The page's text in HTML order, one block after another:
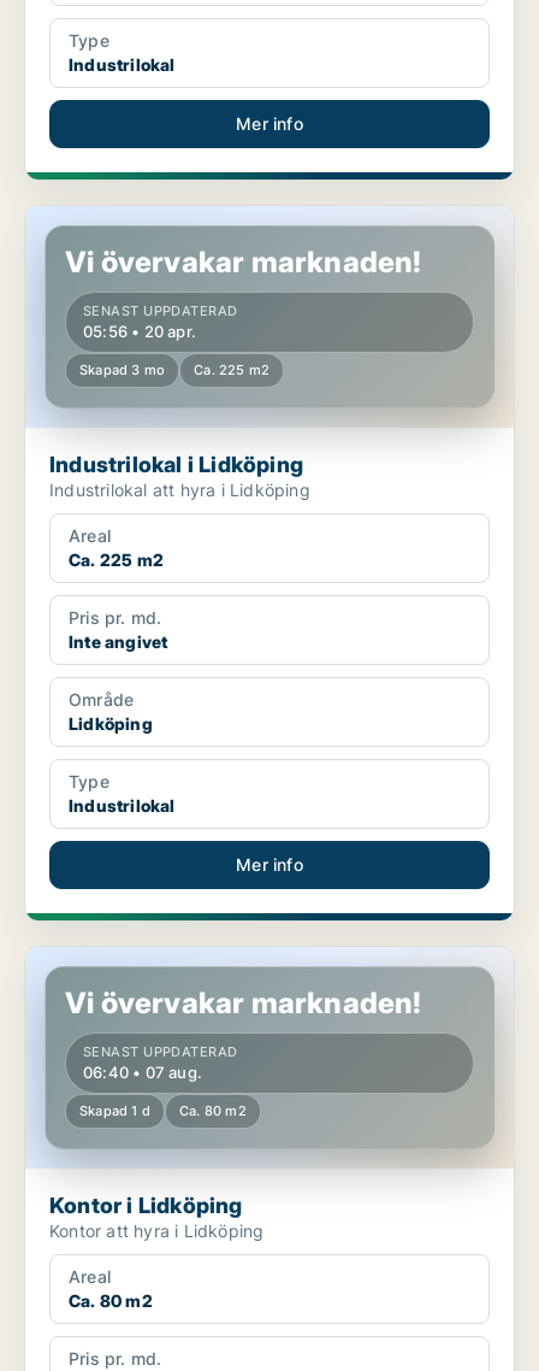
Type
Industrilokal
Mer info
Industrilokal i Lidköping
Vi övervakar marknaden!
SENAST UPPDATERAD
05:56 • 20 apr.
Skapad 3 mo Ca. 225 m2
Industrilokal i Lidköping
Industrilokal att hyra i Lidköping
Areal
Ca. 225 m2
Pris pr. md.
Inte angivet
Område
Lidköping
Type
Industrilokal
Mer info
Kontor i Lidköping
Vi övervakar marknaden!
SENAST UPPDATERAD
06:40 • 07 aug.
Skapad 1 d Ca. 80 m2
Kontor i Lidköping
Kontor att hyra i Lidköping
Areal
Ca. 80 m2
Pris pr. md.